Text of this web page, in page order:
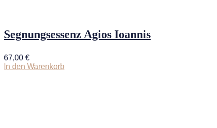
Segnungsessenz Agios Ioannis
67,00 €
In den Warenkorb